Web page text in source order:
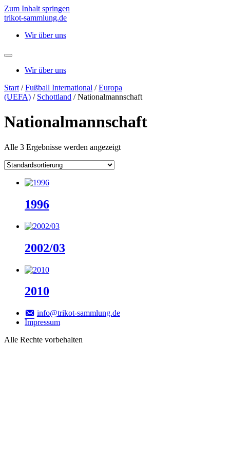
Zum Inhalt springen
trikot-sammlung.de
Wir über uns
Wir über uns
Start /Fußball International /Europa
(UEFA) / Schottland / Nationalmannschaft
Nationalmannschaft
Alle 3 Ergebnisse werden angezeigt
1996
2002/03
2010
info@trikot-sammlung.de
Impressum
Alle Rechte vorbehalten